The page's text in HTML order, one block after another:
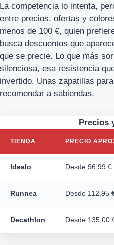
La competencia lo intenta,
entre precios, ofertas y
menos de 100 €, quien
busca descuentos que
que se precie. Lo que más
silenciosa, esa resistencia
invertido. Unas zapatillas
recomendar a sabiendas.
Precios
TIENDA PRECIO
Idealo Desde 96,99 €
Runnea Desde 112,95
Decathlon Desde 135,00